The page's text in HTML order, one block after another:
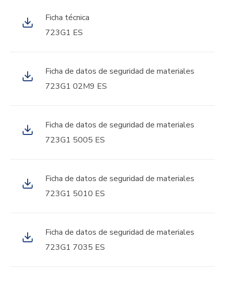
Ficha técnica
723G1 ES
Ficha de datos de seguridad de materiales
723G1 02M9 ES
Ficha de datos de seguridad de materiales
723G1 5005 ES
Ficha de datos de seguridad de materiales
723G1 5010 ES
Ficha de datos de seguridad de materiales
723G1 7035 ES